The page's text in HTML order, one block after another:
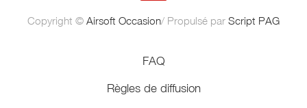
Copyright © Airsoft Occasion/ Propulsé par Script PAG
FAQ
Règles de diffusion